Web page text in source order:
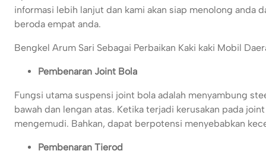
informasi lebih lanjut dan kami akan siap menolong anda
beroda empat anda.
Bengkel Arum Sari Sebagai Perbaikan Kaki kaki Mobil
Pembenaran Joint Bola
Fungsi utama suspensi joint bola adalah menyambung
bawah dan lengan atas. Ketika terjadi kerusakan pada
mengemudi. Bahkan, dapat berpotensi menyebabkan
Pembenaran Tierod